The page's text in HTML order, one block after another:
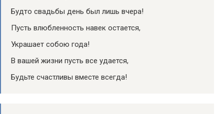
Будто свадьбы день был лишь вчера!
Пусть влюбленность навек остается,
Украшает собою года!
В вашей жизни пусть все удается,
Будьте счастливы вместе всегда!